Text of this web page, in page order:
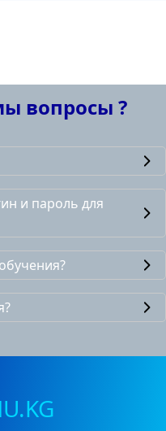
вопросы ?
и пароль для